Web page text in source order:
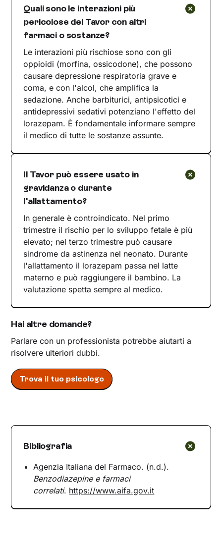
Quali sono le interazioni più
pericolose del Tavor con altri
farmaci o sostanze?
Le interazioni più rischiose sono con gli
oppioidi (morfina, ossicodone), che possono
causare depressione respiratoria grave e
coma, e con l'alcol, che amplifica la
sedazione. Anche barbiturici, antipsicotici e
antidepressivi sedativi potenziano l'effetto del
lorazepam. È fondamentale informare sempre
il medico di tutte le sostanze assunte.
Il Tavor può essere usato in
gravidanza o durante
l'allattamento?
In generale è controindicato. Nel primo
trimestre il rischio per lo sviluppo fetale è più
elevato; nel terzo trimestre può causare
sindrome da astinenza nel neonato. Durante
l'allattamento il lorazepam passa nel latte
materno e può raggiungere il bambino. La
valutazione spetta sempre al medico.
Hai altre domande?
Parlare con un professionista potrebbe aiutarti a
risolvere ulteriori dubbi.
Trova il tuo psicologo
Bibliografia
Agenzia Italiana del Farmaco. (n.d.).
Benzodiazepine e farmaci
correlati. https://www.aifa.gov.it